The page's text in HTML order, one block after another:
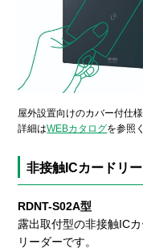
屋外設置向けのカバー付仕
詳細はWEBカタログを参照
非接触ICカードリ
RDNT-S02A型
露出取付型の非接触ICカ
リーダーです。